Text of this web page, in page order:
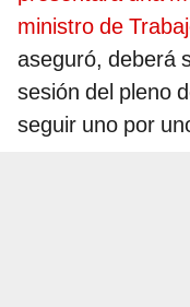
ministro de
aseguró, deberá
sesión del pleno
seguir uno por